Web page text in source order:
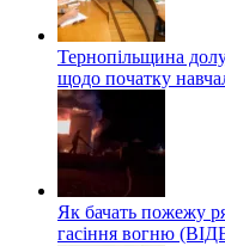
Тернопільщина
щодо початку
Як бачать пожежу
гасіння вогню